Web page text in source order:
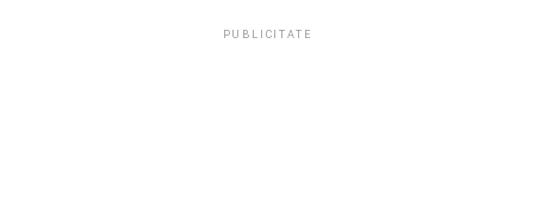
PUBLICITATE